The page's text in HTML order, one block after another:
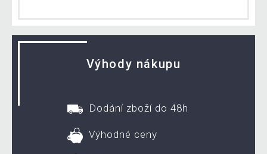
Výhody nákupu
Dodání zboží do 48h
Výhodné ceny